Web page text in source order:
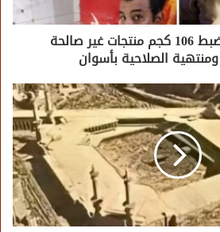
الطب البيطرى تضبط 106 كجم منتجات غير صالحة
الصلاحية بأسوان